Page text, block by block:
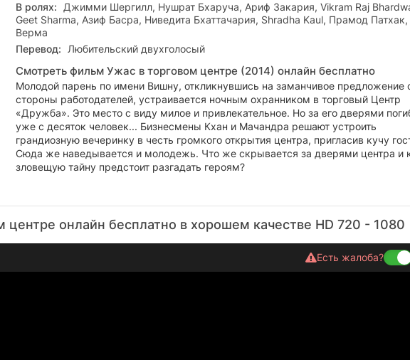
В ролях:
Джимми Шергилл, Нушрат Бхаруча, Ариф Закария, Vikram Raj
Geet Sharma, Азиф Басра, Ниведита Бхаттачария, Shradha Kaul, Прамод
Верма
Перевод:
Любительский двухголосый
Смотреть фильм Ужас в торговом центре (2014) онлайн бесплатно
Молодой парень по имени Вишну, откликнувшись на заманчивое предложение
стороны работодателей, устраивается ночным охранником в торговый Центр
«Дружба». Это место с виду милое и привлекательное. Но за его дверями
уже с десяток человек... Бизнесмены Кхан и Мачандра решают устроить
грандиозную вечеринку в честь громкого открытия центра, пригласив кучу
Сюда же наведывается и молодежь. Что же скрывается за дверями центра и
зловещую тайну предстоит разгадать героям?
центре онлайн бесплатно в хорошем качестве HD 720 - 1080
Есть жалоба?